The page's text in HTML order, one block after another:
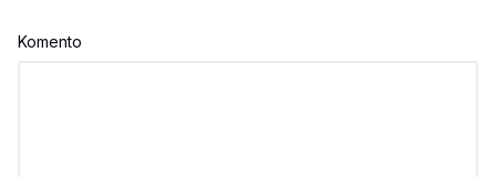
Komento